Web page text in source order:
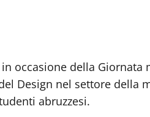
in occasione della
Design nel settore della
abruzzesi.